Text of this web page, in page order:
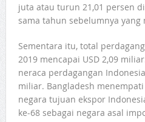
juta atau turun 21,01 persen
sama tahun sebelumnya yang
Sementara itu, total
2019 mencapai USD 2,09
neraca perdagangan
miliar. Bangladesh
negara tujuan ekspor
ke-68 sebagai negara asal